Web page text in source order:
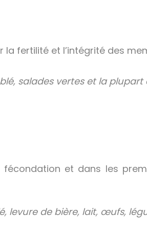
fertilité et l’intégrité des
salades vertes et la plupart
et dans les
levure de bière, lait, œufs,